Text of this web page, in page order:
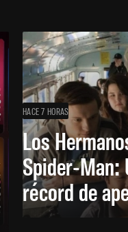
HACE 7 HORAS
Los
Spider-Man:
récord de